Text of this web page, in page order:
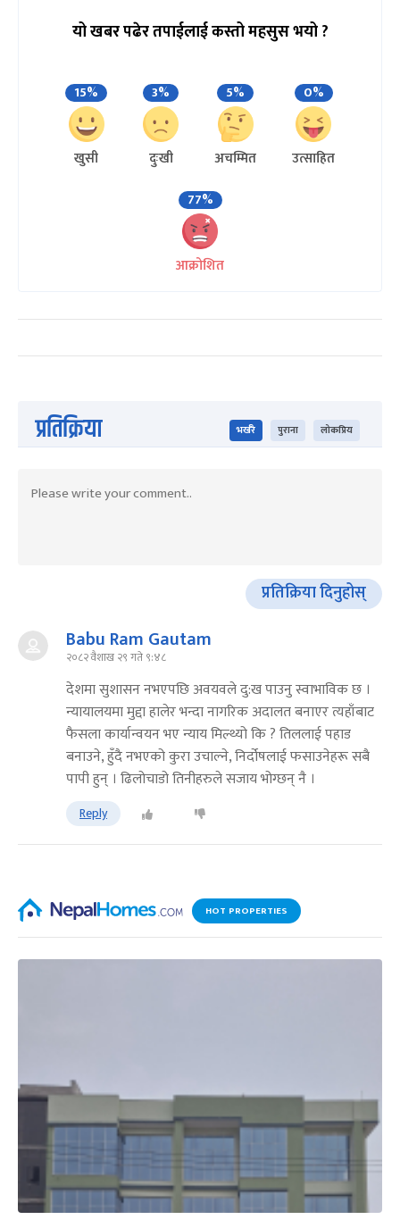
यो खबर पढेर तपाईलाई कस्तो महसुस भयो ?
15%
खुसी
3%
दुःखी
5%
अचम्मित
0%
उत्साहित
77%
आक्रोशित
प्रतिक्रिया भर्खरै पुराना लोकप्रिय
प्रतिक्रिया दिनुहोस्
Babu Ram Gautam
२०८२ वैशाख २९ गते ९:४८
देशमा सुशासन नभएपछि अवयवले दु:ख पाउनु स्वाभाविक छ ।
न्यायालयमा मुद्दा हालेर भन्दा नागरिक अदालत बनाएर त्यहाँबाट
फैसला कार्यान्वयन भए न्याय मिल्थ्यो कि ? तिललाई पहाड
बनाउने, हुँदै नभएको कुरा उचाल्ने, निर्दोषलाई फसाउनेहरू सबै
पापी हुन् । ढिलोचाडो तिनीहरुले सजाय भोग्छन् नै ।
Reply
HOT PROPERTIES